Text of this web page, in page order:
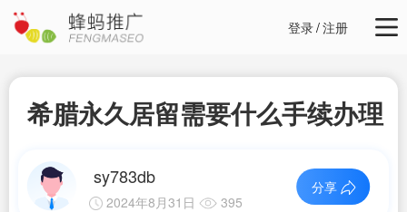
登录/注册
希腊永久居留需要什么手续办理
sy783db
2024年8月31日 395
分享